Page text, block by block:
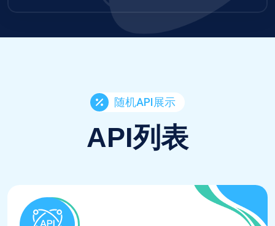
随机API展示
API列表